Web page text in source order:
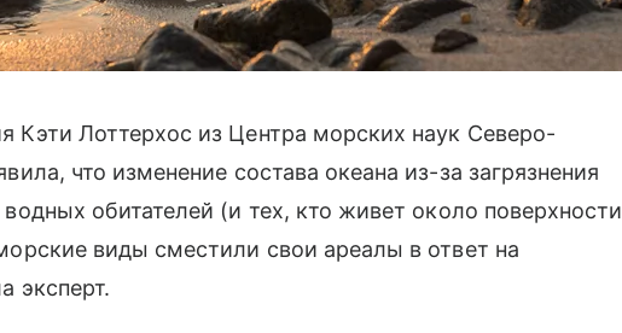
Кэти Лоттерхос из Центра морских наук Северо-
что изменение состава океана из-за загрязнения
обитателей (и тех, кто живет около поверхности
виды сместили свои ареалы в ответ на
эксперт.